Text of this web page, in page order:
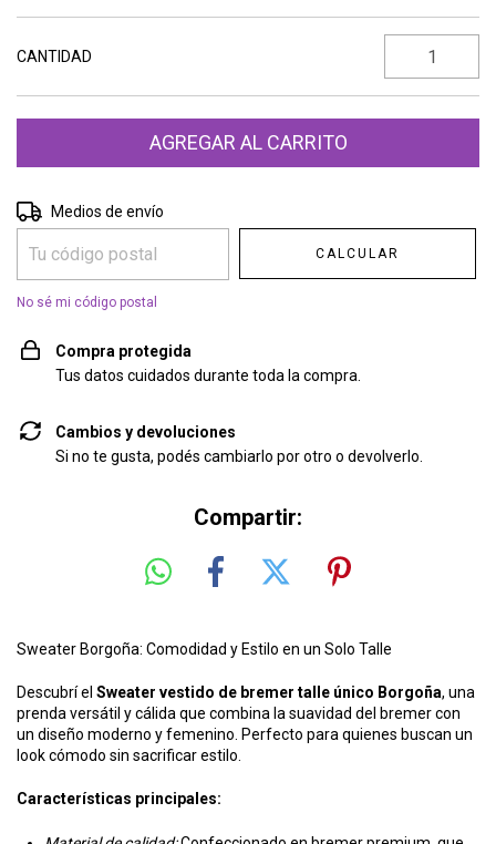
CANTIDAD
Entregas para el CP:
Medios de envío
CALCULAR
No sé mi código postal
Compra protegida
Tus datos cuidados durante toda la compra.
Cambios y devoluciones
Si no te gusta, podés cambiarlo por otro o devolverlo.
Compartir:
Sweater Borgoña: Comodidad y Estilo en un Solo Talle
Descubrí el Sweater vestido de bremer talle único Borgoña, una
prenda versátil y cálida que combina la suavidad del bremer con
un diseño moderno y femenino. Perfecto para quienes buscan un
look cómodo sin sacrificar estilo.
Características principales: